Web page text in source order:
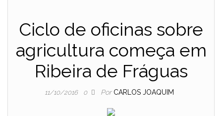
Ciclo de oficinas sobre
agricultura começa em
Ribeira de Fráguas
11/10/2016 0 Por CARLOS JOAQUIM